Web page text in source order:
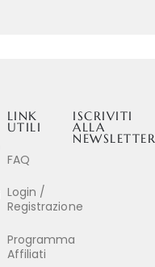
LINK
UTILI
FAQ
Login /
Registrazione
Programma
Affiliati
ISCRIVITI
ALLA